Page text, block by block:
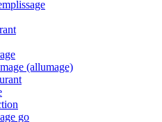
(allumage)
go